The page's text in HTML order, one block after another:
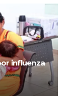
influenza